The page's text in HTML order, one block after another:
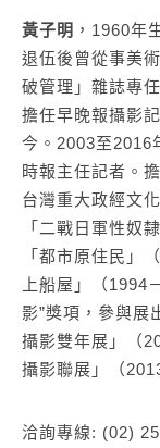
黃子明 ， 1960年
退伍後曾從事美
破管理」雜誌專
擔任早晚報攝影
今。 2003至2016
時報主任記者。
台灣重大政經文
「二戰日軍性奴隸
「都市原住民」（
上船屋」（1994
影”獎項，參與展
攝影雙年展」（
攝影聯展」（
洽詢專線: (02)